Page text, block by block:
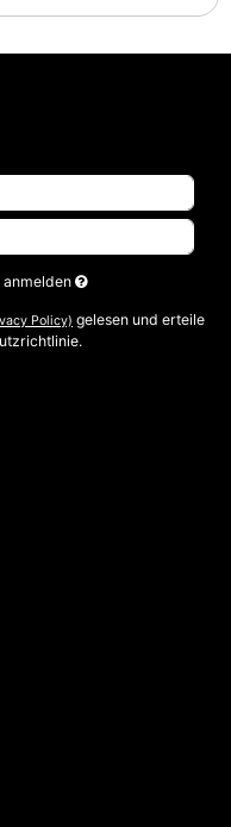
anmelden
Policy) gelesen und erteile